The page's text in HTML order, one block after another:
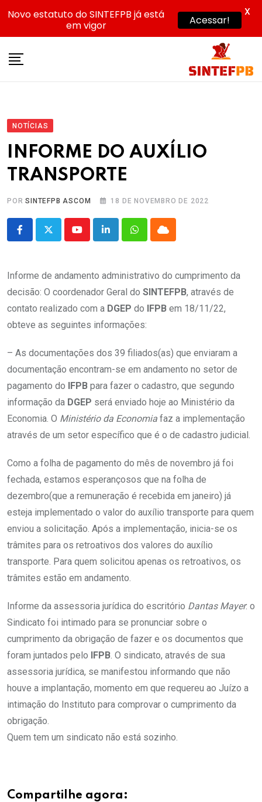
NOTÍCIAS
INFORME DO AUXÍLIO
TRANSPORTE
PORSINTEFPB ASCOM 18 DE NOVEMBRO DE 2022
YoutubeLinkedInWhatsappCloud
Informe de andamento administrativo do cumprimento da
decisão: O coordenador Geral do SINTEFPB, através de
contato realizado com a DGEP do IFPB em 18/11/22,
obteve as seguintes informações:
– As documentações dos 39 filiados(as) que enviaram a
documentação encontram-se em andamento no setor de
pagamento do IFPB para fazer o cadastro, que segundo
informação da DGEP será enviado hoje ao Ministério da
Economia. O Ministério da Economia faz a implementação
através de um setor específico que é o de cadastro judicial.
Como a folha de pagamento do mês de novembro já foi
fechada, estamos esperançosos que na folha de
dezembro(que a remuneração é recebida em janeiro) já
esteja implementado o valor do auxílio transporte para quem
enviou a solicitação. Após a implementação, inicia-se os
trâmites para os retroativos dos valores do auxílio
transporte. Para quem solicitou apenas os retroativos, os
trâmites estão em andamento.
Informe da assessoria jurídica do escritório Dantas Mayer: o
Sindicato foi intimado para se pronunciar sobre o
cumprimento da obrigação de fazer e os documentos que
foram juntados pelo IFPB. O sindicato, através de sua
assessoria jurídica, se manifestou informando que não
houve a implantação, momento em que requereu ao Juízo a
intimação do Instituto para comprovar o cumprimento da
obrigação.
Quem tem um sindicato não está sozinho.
Compartilhe agora:
Novo estatuto do SINTEFPB já está
em vigor
Acessar!
X